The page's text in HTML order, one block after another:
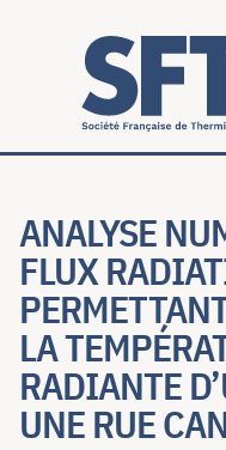
Aller au contenu
ANALYSE
FLUX
LA
RADIANTE
UNE RUE